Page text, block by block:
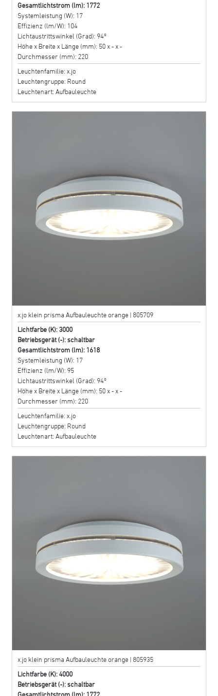
Gesamtlichtstrom (lm): 1772
Systemleistung (W): 17
Effizienz (lm/W): 104
Lichtaustrittswinkel (Grad): 94°
Höhe x Breite x Länge (mm): 50 x - x -
Durchmesser (mm): 220
Leuchtenfamilie: x.jo
Leuchtengruppe: Round
Leuchtenart: Aufbauleuchte
x.jo klein prisma Aufbauleuchte orange | 805709
Lichtfarbe (K): 3000
Betriebsgerät (-): schaltbar
Gesamtlichtstrom (lm): 1618
Systemleistung (W): 17
Effizienz (lm/W): 95
Lichtaustrittswinkel (Grad): 94°
Höhe x Breite x Länge (mm): 50 x - x -
Durchmesser (mm): 220
Leuchtenfamilie: x.jo
Leuchtengruppe: Round
Leuchtenart: Aufbauleuchte
x.jo klein prisma Aufbauleuchte orange | 805935
Lichtfarbe (K): 4000
Betriebsgerät (-): schaltbar
Gesamtlichtstrom (lm): 1772